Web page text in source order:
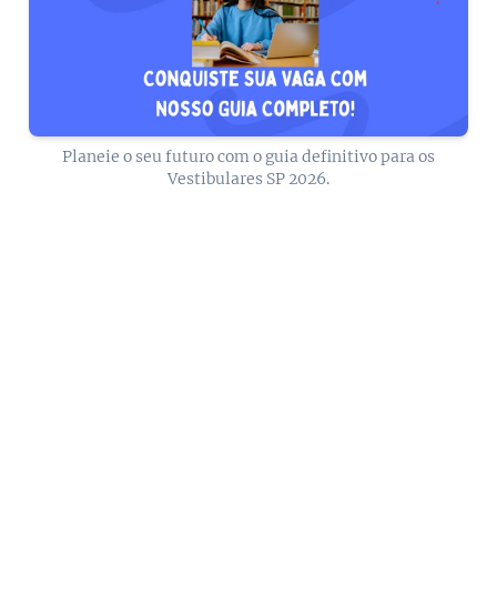
Planeie o seu futuro com o guia definitivo para os
Vestibulares SP 2026.